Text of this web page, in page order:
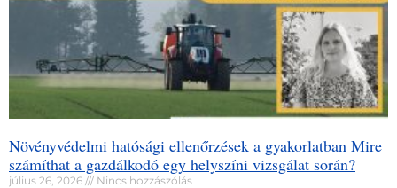
Növényvédelmi hatósági ellenőrzések a gyakorlatban Mire
számíthat a gazdálkodó egy helyszíni vizsgálat során?
július 26, 2026 Nincs hozzászólás